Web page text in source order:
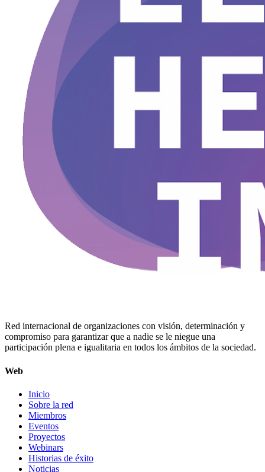
Red internacional de organizaciones con visión, determinación y
compromiso para garantizar que a nadie se le niegue una
participación plena e igualitaria en todos los ámbitos de la sociedad.
Web
Inicio
Sobre la red
Miembros
Eventos
Proyectos
Webinars
Historias de éxito
Noticias